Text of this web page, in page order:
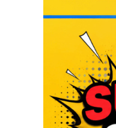
S - White
M - White
L - White
XL - White